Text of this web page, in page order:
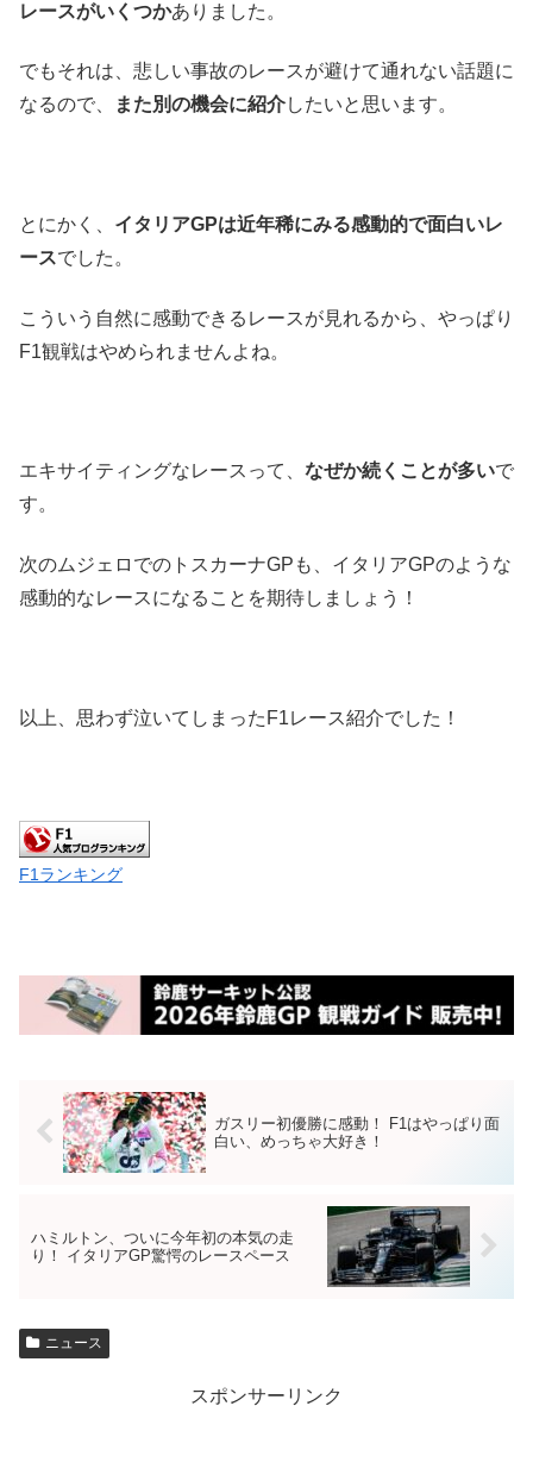
レースがいくつかありました。
でもそれは、悲しい事故のレースが避けて通れない話題に
なるので、
また別の機会に紹介したいと思います。
とにかく、 イタリアGPは近年稀にみる感動的で面白いレ
ースでした。
こういう自然に感動できるレースが見れるから、やっぱり
F1観戦はやめられませんよね。
エキサイティングなレースって、 なぜか続くことが多いで
す。
次のムジェロでのトスカーナGPも、イタリアGPのような
感動的なレースになることを期待しましょう！
以上、思わず泣いてしまったF1レース紹介でした！
F1ランキング
ガスリー初優勝に感動！ F1はやっぱり面
白い、めっちゃ大好き！
ハミルトン、ついに今年初の本気の走
り！ イタリアGP驚愕のレースペース
ニュース
スポンサーリンク